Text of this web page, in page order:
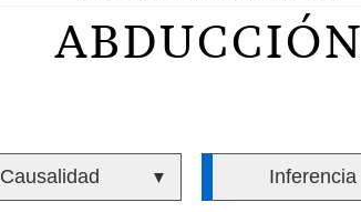
ABDUCCIÓN
Causalidad ▼ Inferencia